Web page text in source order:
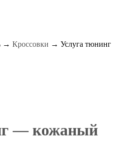
→ Кроссовки → Услуга тюнинг
— кожаный